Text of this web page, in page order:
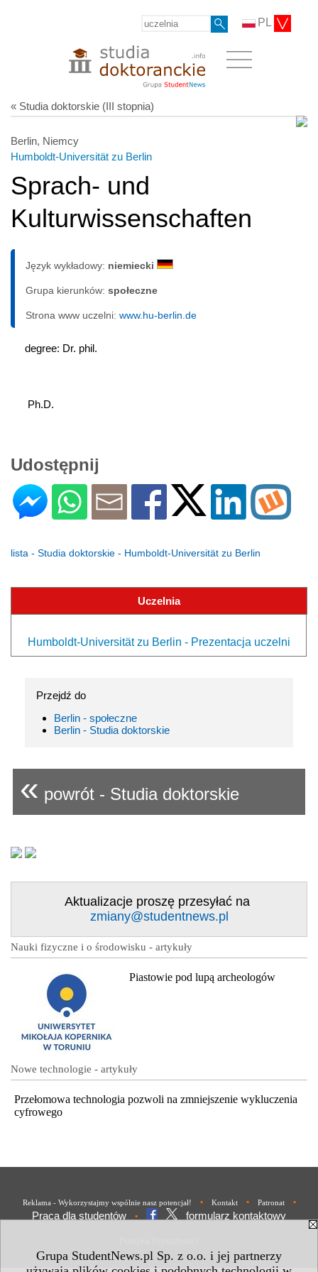
Grupa StudentNews.pl Sp. z o.o. i jej partnerzy
PL
« Studia doktorskie (III stopnia)
Berlin, Niemcy
Humboldt-Universität zu Berlin
Sprach- und
Kulturwissenschaften
Język wykładowy: niemiecki
Grupa kierunków: społeczne
Strona www uczelni: www.hu-berlin.de
degree: Dr. phil.
Ph.D.
Udostępnij
lista - Studia doktorskie - Humboldt-Universität zu Berlin
Uczelnia
Humboldt-Universität zu Berlin - Prezentacja uczelni
Przejdź do
Berlin - społeczne
Berlin - Studia doktorskie
« powrót - Studia doktorskie
Aktualizacje proszę przesyłać na
zmiany@studentnews.pl
Nauki fizyczne i o środowisku - artykuły
Piastowie pod lupą archeologów
Nowe technologie - artykuły
Przełomowa technologia pozwoli na zmniejszenie wykluczenia
cyfrowego
Reklama - Wykorzystajmy wspólnie nasz potencjał! • Kontakt • Patronat •
Praca dla studentów • formularz kontaktowy